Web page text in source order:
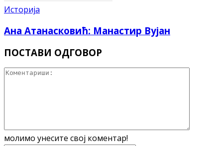
Историја
Ана Атанасковић: Манастир Вујан
ПОСТАВИ ОДГОВОР
молимо унесите свој коментар!